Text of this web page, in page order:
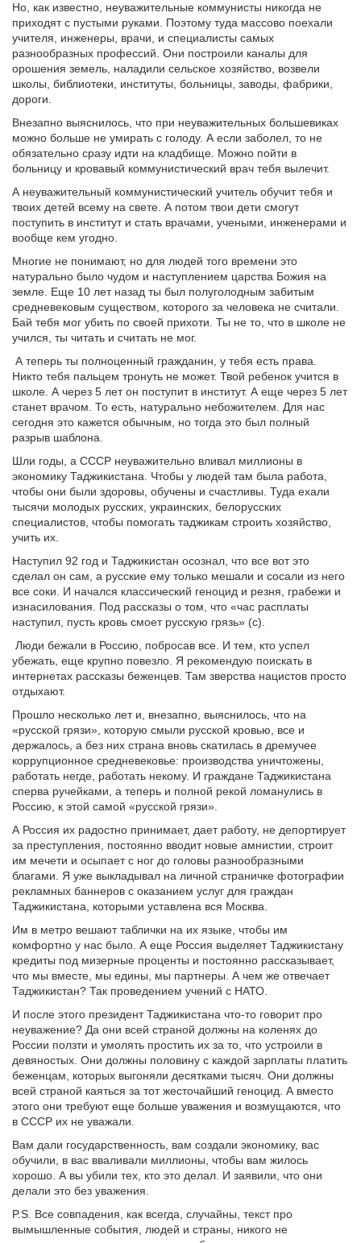
Но, как известно, неуважительные коммунисты никогда не
приходят с пустыми руками. Поэтому туда массово поехали
учителя, инженеры, врачи, и специалисты самых
разнообразных профессий. Они построили каналы для
орошения земель, наладили сельское хозяйство, возвели
школы, библиотеки, институты, больницы, заводы, фабрики,
дороги.
Внезапно выяснилось, что при неуважительных большевиках
можно больше не умирать с голоду. А если заболел, то не
обязательно сразу идти на кладбище. Можно пойти в
больницу и кровавый коммунистический врач тебя вылечит.
А неуважительный коммунистический учитель обучит тебя и
твоих детей всему на свете. А потом твои дети смогут
поступить в институт и стать врачами, учеными, инженерами и
вообще кем угодно.
Многие не понимают, но для людей того времени это
натурально было чудом и наступлением царства Божия на
земле. Еще 10 лет назад ты был полуголодным забитым
средневековым существом, которого за человека не считали.
Бай тебя мог убить по своей прихоти. Ты не то, что в школе не
учился, ты читать и считать не мог.
А теперь ты полноценный гражданин, у тебя есть права.
Никто тебя пальцем тронуть не может. Твой ребенок учится в
школе. А через 5 лет он поступит в институт. А еще через 5 лет
станет врачом. То есть, натурально небожителем. Для нас
сегодня это кажется обычным, но тогда это был полный
разрыв шаблона.
Шли годы, а СССР неуважительно вливал миллионы в
экономику Таджикистана. Чтобы у людей там была работа,
чтобы они были здоровы, обучены и счастливы. Туда ехали
тысячи молодых русских, украинских, белорусских
специалистов, чтобы помогать таджикам строить хозяйство,
учить их.
Наступил 92 год и Таджикистан осознал, что все вот это
сделал он сам, а русские ему только мешали и сосали из него
все соки. И начался классический геноцид и резня, грабежи и
изнасилования. Под рассказы о том, что «час расплаты
наступил, пусть кровь смоет русскую грязь» (с).
Люди бежали в Россию, побросав все. И тем, кто успел
убежать, еще крупно повезло. Я рекомендую поискать в
интернетах рассказы беженцев. Там зверства нацистов просто
отдыхают.
Прошло несколько лет и, внезапно, выяснилось, что на
«русской грязи», которую смыли русской кровью, все и
держалось, а без них страна вновь скатилась в дремучее
коррупционное средневековье: производства уничтожены,
работать негде, работать некому. И граждане Таджикистана
сперва ручейками, а теперь и полной рекой ломанулись в
Россию, к этой самой «русской грязи».
А Россия их радостно принимает, дает работу, не депортирует
за преступления, постоянно вводит новые амнистии, строит
им мечети и осыпает с ног до головы разнообразными
благами. Я уже выкладывал на личной страничке фотографии
рекламных баннеров с оказанием услуг для граждан
Таджикистана, которыми уставлена вся Москва.
Им в метро вешают таблички на их языке, чтобы им
комфортно у нас было. А еще Россия выделяет Таджикистану
кредиты под мизерные проценты и постоянно рассказывает,
что мы вместе, мы едины, мы партнеры. А чем же отвечает
Таджикистан? Так проведением учений с НАТО.
И после этого президент Таджикистана что-то говорит про
неуважение? Да они всей страной должны на коленях до
России ползти и умолять простить их за то, что устроили в
девяностых. Они должны половину с каждой зарплаты платить
беженцам, которых выгоняли десятками тысяч. Они должны
всей страной каяться за тот жесточайший геноцид. А вместо
этого они требуют еще больше уважения и возмущаются, что
в СССР их не уважали.
Вам дали государственность, вам создали экономику, вас
обучили, в вас вваливали миллионы, чтобы вам жилось
хорошо. А вы убили тех, кто это делал. И заявили, что они
делали это без уважения.
P.S. Все совпадения, как всегда, случайны, текст про
вымышленные события, людей и страны, никого не